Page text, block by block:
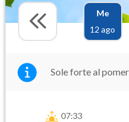
Me
12 ago
Sole forte al
07:33